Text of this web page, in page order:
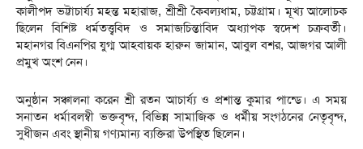
কালীপদ ভট্টাচার্য্য মহন্ত মহারাজ, শ্রীশ্রী কৈবল্যধাম, চট্টগ্রাম। মূখ্য আলোচক
ছিলেন বিশিষ্ট ধর্মতত্ত্ববিদ ও সমাজচিন্তাবিদ অধ্যাপক স্বদেশ চক্রবর্তী।
মহানগর বিএনপির যুগ্ম আহবায়ক হারুন জামান, আবুল বশর, আজগর আলী
প্রমুখ অংশ নেন।
অনুষ্ঠান সঞ্চালনা করেন শ্রী রতন আচার্য্য ও প্রশান্ত কুমার পান্ডে। এ সময়
সনাতন ধর্মাবলম্বী ভক্তবৃন্দ, বিভিন্ন সামাজিক ও ধর্মীয় সংগঠনের নেতৃবৃন্দ,
সুধীজন এবং স্থানীয় গণ্যমান্য ব্যক্তিরা উপস্থিত ছিলেন।